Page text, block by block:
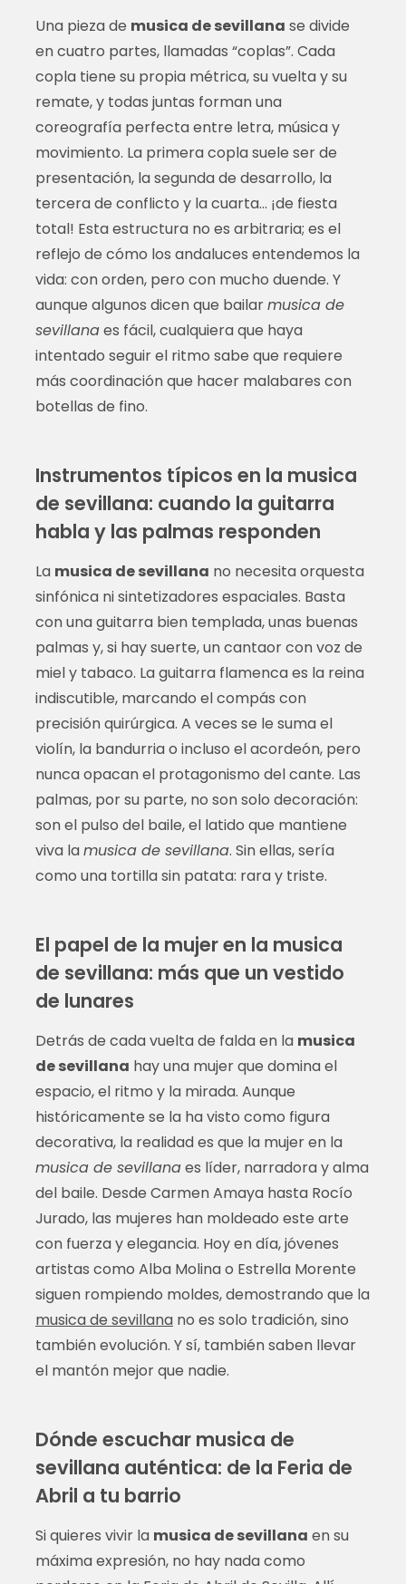
Una pieza de musica de sevillana se divide
en cuatro partes, llamadas “coplas”. Cada
copla tiene su propia métrica, su vuelta y su
remate, y todas juntas forman una
coreografía perfecta entre letra, música y
movimiento. La primera copla suele ser de
presentación, la segunda de desarrollo, la
tercera de conflicto y la cuarta… ¡de fiesta
total! Esta estructura no es arbitraria; es el
reflejo de cómo los andaluces entendemos la
vida: con orden, pero con mucho duende. Y
aunque algunos dicen que bailarmusica de
sevillanaes fácil, cualquiera que haya
intentado seguir el ritmo sabe que requiere
más coordinación que hacer malabares con
botellas de fino.
Instrumentos típicos en la musica
de sevillana: cuando la guitarra
habla y las palmas responden
La musica de sevillana no necesita orquesta
sinfónica ni sintetizadores espaciales. Basta
con una guitarra bien templada, unas buenas
palmas y, si hay suerte, un cantaor con voz de
miel y tabaco. La guitarra flamenca es la reina
indiscutible, marcando el compás con
precisión quirúrgica. A veces se le suma el
violín, la bandurria o incluso el acordeón, pero
nunca opacan el protagonismo del cante. Las
palmas, por su parte, no son solo decoración:
son el pulso del baile, el latido que mantiene
viva lamusica de sevillana. Sin ellas, sería
como una tortilla sin patata: rara y triste.
El papel de la mujer en la musica
de sevillana: más que un vestido
de lunares
Detrás de cada vuelta de falda en la musica
de sevillana hay una mujer que domina el
espacio, el ritmo y la mirada. Aunque
históricamente se la ha visto como figura
decorativa, la realidad es que la mujer en la
musica de sevillanaes líder, narradora y alma
del baile. Desde Carmen Amaya hasta Rocío
Jurado, las mujeres han moldeado este arte
con fuerza y elegancia. Hoy en día, jóvenes
artistas como Alba Molina o Estrella Morente
siguen rompiendo moldes, demostrando que la
musica de sevillanano es solo tradición, sino
también evolución. Y sí, también saben llevar
el mantón mejor que nadie.
Dónde escuchar musica de
sevillana auténtica: de la Feria de
Abril a tu barrio
Si quieres vivir la musica de sevillana en su
máxima expresión, no hay nada como